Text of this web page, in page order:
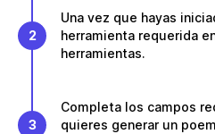
2
Una vez que hayas
herramienta requerida
herramientas.
3
Completa los campos
quieres generar un